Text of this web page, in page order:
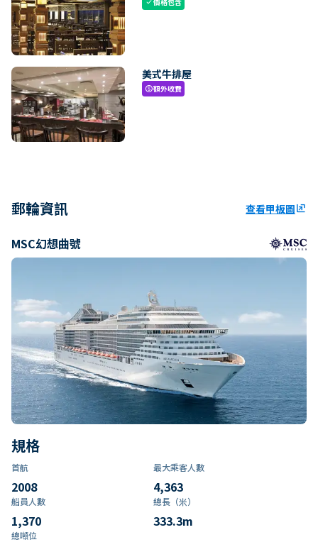
check
美式牛排屋
paid額外收費
郵輪資訊 查看甲板圖ungroup
MSC幻想曲號
規格
首航
2008
最大乘客人數
4,363
船員人數
1,370
總長（米）
333.3m
總噸位